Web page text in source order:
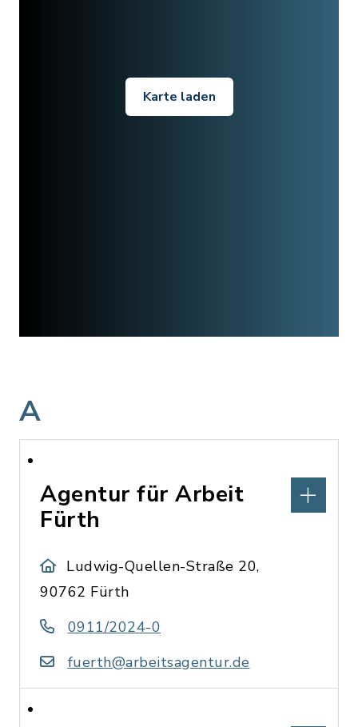
Karte laden
A
Agentur für Arbeit
Fürth
Ludwig-Quellen-Straße 20,
90762 Fürth
0911/2024-0
fuerth@arbeitsagentur.de